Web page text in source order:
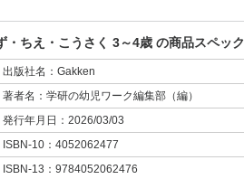
・ちえ・こうさく 3～4歳 の商品スペック
出版社名：Gakken
著者名：学研の幼児ワーク編集部（編）
発行年月日：2026/03/03
ISBN-10：4052062477
ISBN-13：9784052062476